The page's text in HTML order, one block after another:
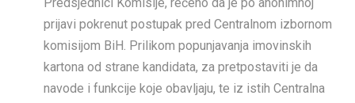
prijavi pokrenut postupak pred Centralnom izbornom
komisijom BiH. Prilikom popunjavanja imovinskih
kartona od strane kandidata, za pretpostaviti je da
navode i funkcije koje obavljaju, te iz istih Centralna